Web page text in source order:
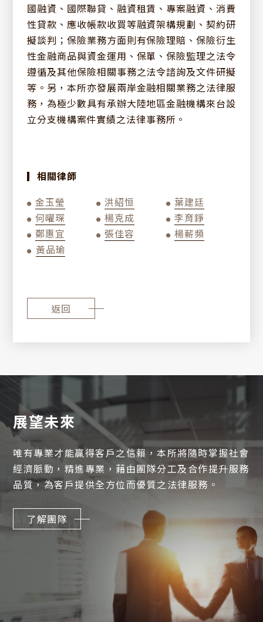
關於建業
創辦人
歷史沿革
簡介下載
服務項目
最新消息
全部分類
研討會訊息
新聞報導
公告訊息
法律情報
聯絡我們
國融資、國際聯貸、融資租賃、專案融資、消費
性貸款、應收帳款收買等融資架構規劃、契約研
擬談判；保險業務方面則有保險理賠、保險衍生
性金融商品與資金運用、保單、保險監理之法令
遵循及其他保險相關事務之法令諮詢及文件研擬
等。另，本所亦發展兩岸金融相關業務之法律服
務，為極少數具有承辦大陸地區金融機構來台設
立分支機構案件實績之法律事務所。
▎相關律師
● 金玉瑩 ● 洪紹恒 ● 葉建廷
● 何曜琛 ● 楊克成 ● 李育錚
● 鄭惠宜 ● 張佳容 ● 楊薪頻
● 黃品瑜
返回
展望未來
唯有專業才能贏得客戶之信賴，本所將隨時掌握社會
經濟脈動， 精進專業，藉由團隊分工及合作提升服務
品質，為客戶提供全方位而優質之法律服務。
了解團隊